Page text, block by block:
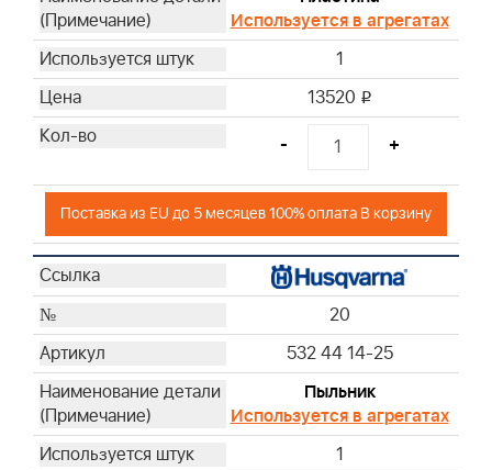
Используется в агрегатах
1
13520 i
- +
Поставка из EU до 5 месяцев 100% оплата В корзину
20
532 44 14-25
Пыльник
Используется в агрегатах
1